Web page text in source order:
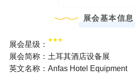
展会基本信息
展会星级：
展会简称：土耳其酒店设备展
英文名称：Anfas Hotel Equipment